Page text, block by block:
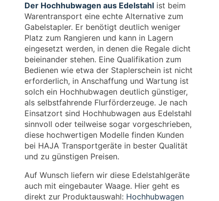
Der Hochhubwagen aus Edelstahl ist beim
Warentransport eine echte Alternative zum
Gabelstapler. Er benötigt deutlich weniger
Platz zum Rangieren und kann in Lagern
eingesetzt werden, in denen die Regale dicht
beieinander stehen. Eine Qualifikation zum
Bedienen wie etwa der Staplerschein ist nicht
erforderlich, in Anschaffung und Wartung ist
solch ein Hochhubwagen deutlich günstiger,
als selbstfahrende Flurförderzeuge. Je nach
Einsatzort sind Hochhubwagen aus Edelstahl
sinnvoll oder teilweise sogar vorgeschrieben,
diese hochwertigen Modelle finden Kunden
bei HAJA Transportgeräte in bester Qualität
und zu günstigen Preisen.
Auf Wunsch liefern wir diese Edelstahlgeräte
auch mit eingebauter Waage. Hier geht es
direkt zur Produktauswahl: Hochhubwagen